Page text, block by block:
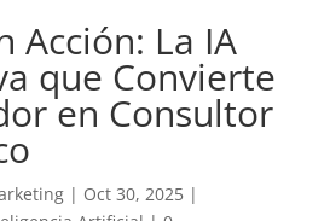
Acción: La IA
que Convierte
en Consultor
| Oct 30, 2025|